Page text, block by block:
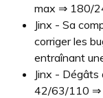
max ⇒ 180/
Jinx - Sa
corriger les
entraînant
Jinx - Dégâts
42/63/110